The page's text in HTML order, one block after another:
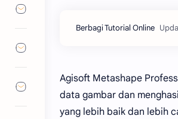
Agisoft Metashape
data gambar dan
yang lebih baik dan lebih